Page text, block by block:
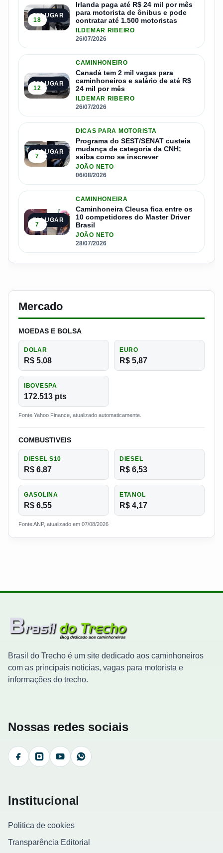
2º LUGAR
18
Irlanda paga até R$ 24 mil por mês
para motorista de ônibus e pode
contratar até 1.500 motoristas
ILDEMAR RIBEIRO
26/07/2026
3º LUGAR
12
CAMINHONEIRO
Canadá tem 2 mil vagas para
caminhoneiros e salário de até R$
24 mil por mês
ILDEMAR RIBEIRO
26/07/2026
4º LUGAR
7
DICAS PARA MOTORISTA
Programa do SEST/SENAT custeia
mudança de categoria da CNH;
saiba como se inscrever
JOÃO NETO
06/08/2026
5º LUGAR
7
CAMINHONEIRA
Caminhoneira Cleusa fica entre os
10 competidores do Master Driver
Brasil
JOÃO NETO
28/07/2026
Mercado
MOEDAS E BOLSA
DOLAR
R$ 5,08
EURO
R$ 5,87
IBOVESPA
172.513 pts
Fonte Yahoo Finance, atualizado automaticamente.
COMBUSTIVEIS
DIESEL S10
R$ 6,87
DIESEL
R$ 6,53
GASOLINA
R$ 6,55
ETANOL
R$ 4,17
Fonte ANP, atualizado em 07/08/2026
Brasil do Trecho é um site dedicado aos caminhoneiros
com as principais noticias, vagas para motorista e
informações do trecho.
Nossas redes sociais
FacebookInstagramYouTubeWhatsApp
Institucional
Politica de cookies
Transparência Editorial